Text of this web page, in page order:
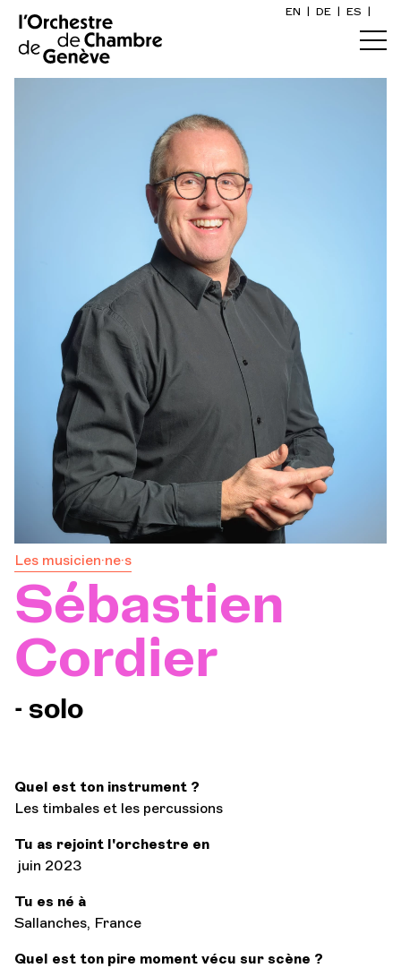
EN DE ES
Les musicien·ne·s
Sébastien
Cordier
- solo
Quel est ton instrument ?
Les timbales et les percussions
Tu as rejoint l'orchestre en
juin 2023
Tu es né à
Sallanches, France
Quel est ton pire moment vécu sur scène ?
Accueil
Acheter un billet
Infos pratiques
Explorer
La Gazette du concert
L'OCG
Espace Pro
Se connecter
Qui sommes-nous ?
Direction artistique
Les musicien·ne·s
Artistes associé·e·s
Prix de l'OCG